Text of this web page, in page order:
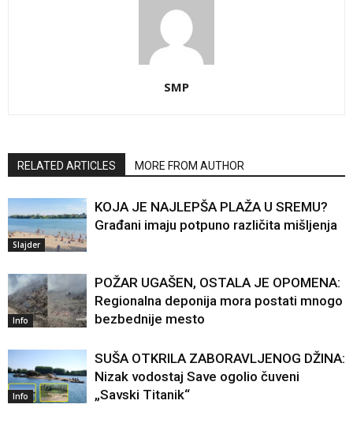
SMP
RELATED ARTICLES MORE FROM AUTHOR
Slajder
KOJA JE NAJLEPŠA PLAŽA U SREMU?
Građani imaju potpuno različita mišljenja
Info
POŽAR UGAŠEN, OSTALA JE OPOMENA:
Regionalna deponija mora postati mnogo
bezbednije mesto
Info
SUŠA OTKRILA ZABORAVLJENOG DŽINA:
Nizak vodostaj Save ogolio čuveni
„Savski Titanik“